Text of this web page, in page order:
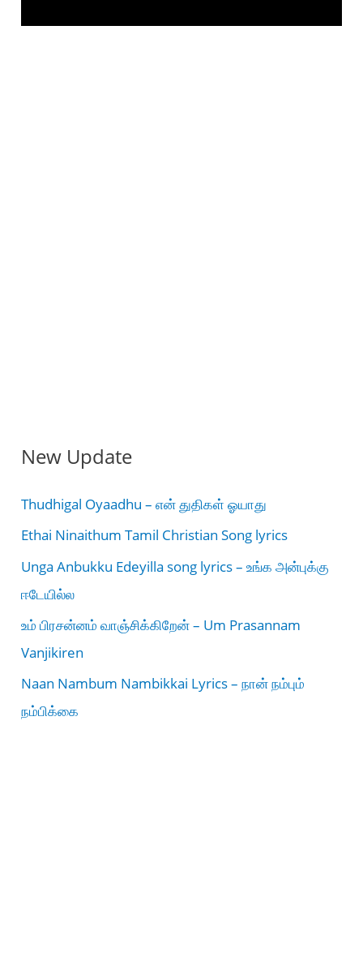
New Update
Thudhigal Oyaadhu – என் துதிகள் ஓயாது
Ethai Ninaithum Tamil Christian Song lyrics
Unga Anbukku Edeyilla song lyrics – உங்க அன்புக்கு
ஈடேயில்ல
உம் பிரசன்னம் வாஞ்சிக்கிறேன் – Um Prasannam
Vanjikiren
Naan Nambum Nambikkai Lyrics – நான் நம்பும்
நம்பிக்கை